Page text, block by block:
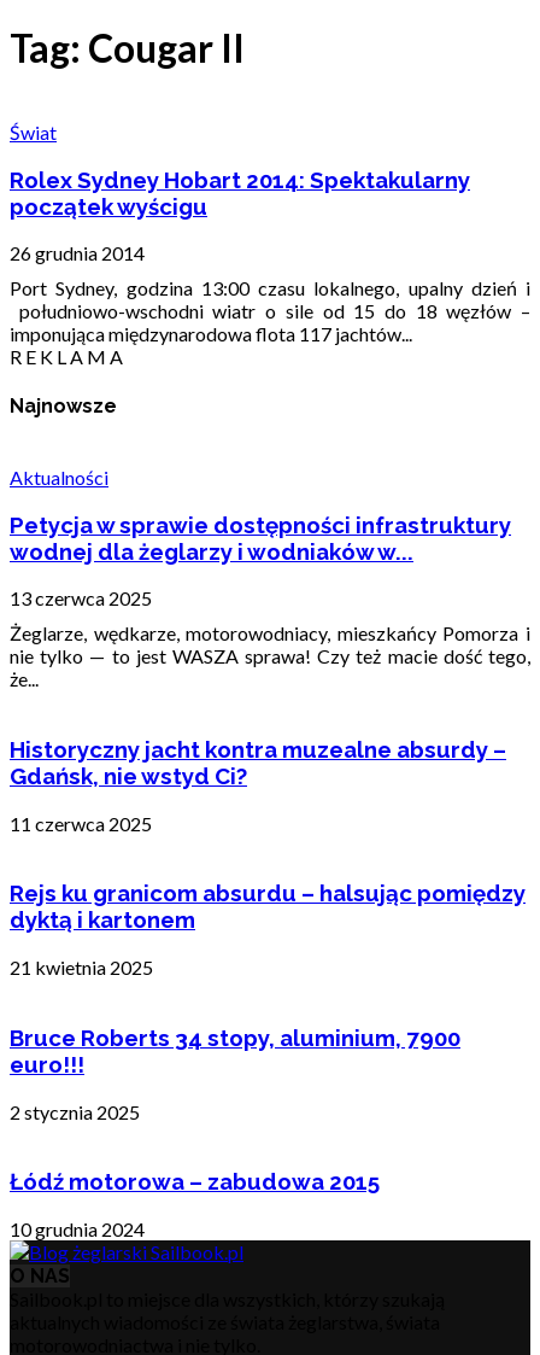
Tag: Cougar II
Świat
Rolex Sydney Hobart 2014: Spektakularny
początek wyścigu
26 grudnia 2014
Port Sydney, godzina 13:00 czasu lokalnego, upalny dzień i
południowo-wschodni wiatr o sile od 15 do 18 węzłów –
imponująca międzynarodowa flota 117 jachtów...
R E K L A M A
Najnowsze
Aktualności
Petycja w sprawie dostępności infrastruktury
wodnej dla żeglarzy i wodniaków w...
13 czerwca 2025
Żeglarze, wędkarze, motorowodniacy, mieszkańcy Pomorza i
nie tylko — to jest WASZA sprawa! Czy też macie dość tego,
że...
Historyczny jacht kontra muzealne absurdy –
Gdańsk, nie wstyd Ci?
11 czerwca 2025
Rejs ku granicom absurdu – halsując pomiędzy
dyktą i kartonem
21 kwietnia 2025
Bruce Roberts 34 stopy, aluminium, 7900
euro!!!
2 stycznia 2025
Łódź motorowa – zabudowa 2015
10 grudnia 2024
O NAS